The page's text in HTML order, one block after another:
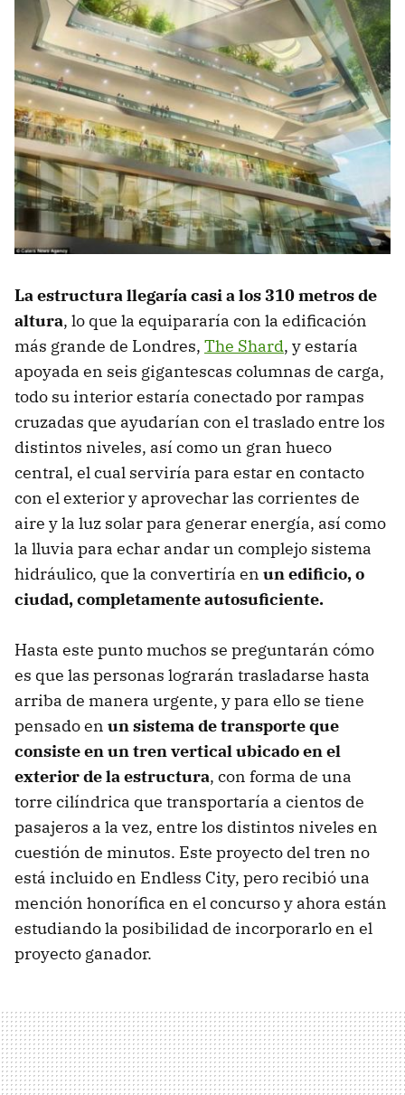
La estructura llegaría casi a los 310 metros de
altura, lo que la equipararía con la edificación
más grande de Londres, The Shard, y estaría
apoyada en seis gigantescas columnas de carga,
todo su interior estaría conectado por rampas
cruzadas que ayudarían con el traslado entre los
distintos niveles, así como un gran hueco
central, el cual serviría para estar en contacto
con el exterior y aprovechar las corrientes de
aire y la luz solar para generar energía, así como
la lluvia para echar andar un complejo sistema
hidráulico, que la convertiría en un edificio, o
ciudad, completamente autosuficiente.
Hasta este punto muchos se preguntarán cómo
es que las personas lograrán trasladarse hasta
arriba de manera urgente, y para ello se tiene
pensado en un sistema de transporte que
consiste en un tren vertical ubicado en el
exterior de la estructura, con forma de una
torre cilíndrica que transportaría a cientos de
pasajeros a la vez, entre los distintos niveles en
cuestión de minutos. Este proyecto del tren no
está incluido en Endless City, pero recibió una
mención honorífica en el concurso y ahora están
estudiando la posibilidad de incorporarlo en el
proyecto ganador.